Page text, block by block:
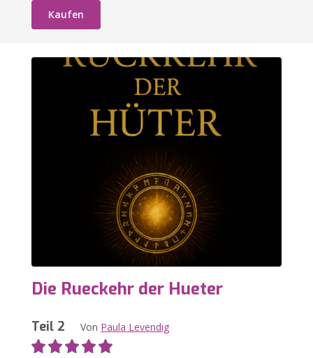
Kaufen
Die Rueckehr der Hueter
Teil 2 Von Paula Levendig